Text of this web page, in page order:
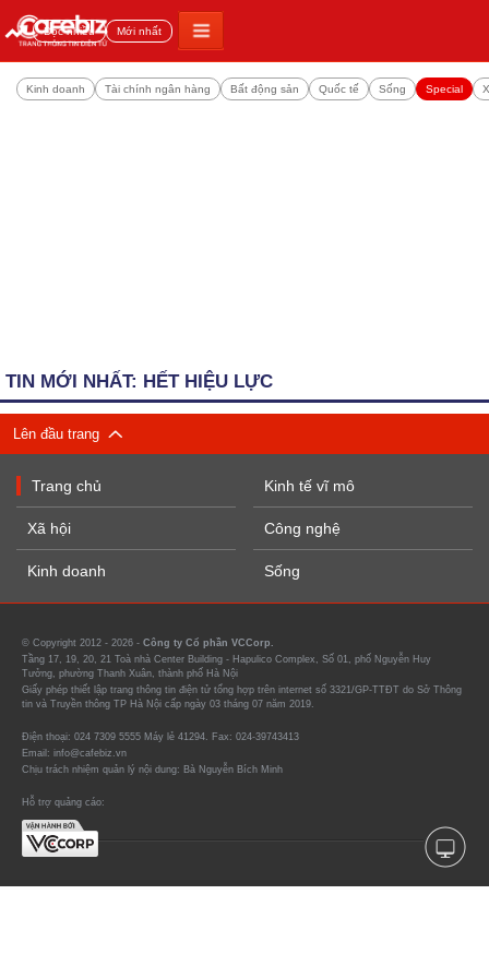
Đọc nhiều Mới nhất
Kinh doanh Tài chính ngân hàng Bất động sản Quốc tế Sống Special
TIN MỚI NHẤT: HẾT HIỆU LỰC
Lên đầu trang
Trang chủ
Xã hội
Kinh doanh
Kinh tế vĩ mô
Công nghệ
Sống
© Copyright 2012 - 2026 - Công ty Cổ phần VCCorp.
Tầng 17, 19, 20, 21 Toà nhà Center Building - Hapulico Complex, Số 01, phố Nguyễn Huy
Tưởng, phường Thanh Xuân, thành phố Hà Nội
Giấy phép thiết lập trang thông tin điện tử tổng hợp trên internet số 3321/GP-TTĐT do Sở Thông
tin và Truyền thông TP Hà Nội cấp ngày 03 tháng 07 năm 2019.
Điện thoại: 024 7309 5555 Máy lẻ 41294. Fax: 024-39743413
Email: info@cafebiz.vn
Chịu trách nhiệm quản lý nội dung: Bà Nguyễn Bích Minh
Hỗ trợ quảng cáo: